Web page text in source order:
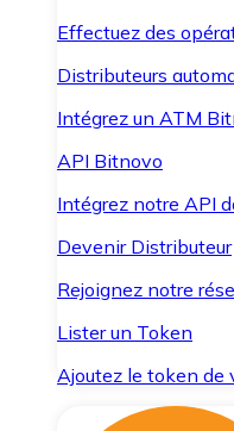
Effectuez des
Distributeurs
Intégrez un ATM
API Bitnovo
Intégrez notre API
Devenir Distributeur
Rejoignez notre
Lister un Token
Ajoutez le token de